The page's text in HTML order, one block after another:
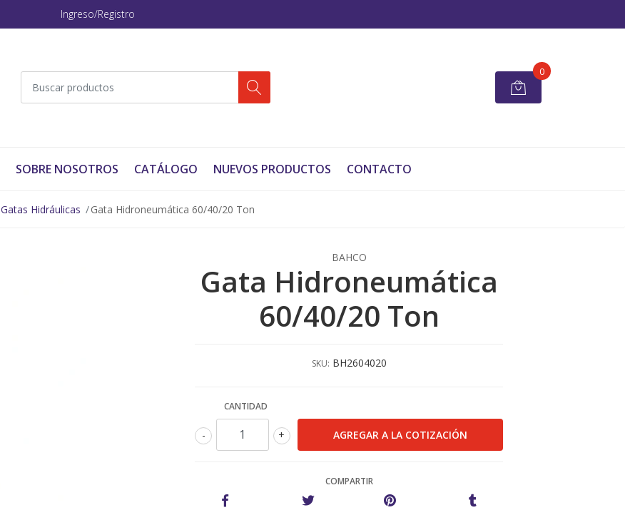
Ingreso/Registro
0
SOBRE NOSOTROS CATÁLOGO NUEVOS PRODUCTOS CONTACTO
Gatas Hidráulicas Gata Hidroneumática 60/40/20 Ton
BAHCO
Gata Hidroneumática
60/40/20 Ton
SKU: BH2604020
CANTIDAD
+
-
COMPARTIR